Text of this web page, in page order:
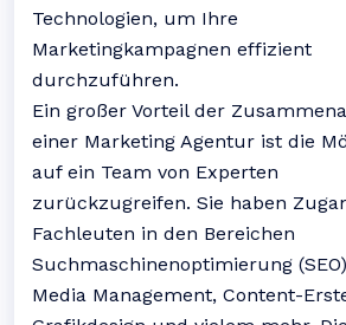
Technologien, um Ihre
Marketingkampagnen effizient
durchzuführen.
Ein großer Vorteil der
einer Marketing Agentur ist die
auf ein Team von Experten
zurückzugreifen. Sie haben
Fachleuten in den Bereichen
Suchmaschinenoptimierung
Media Management, Content-